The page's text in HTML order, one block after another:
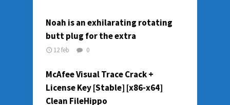
Noah is an exhilarating rotating
butt plug for the extra
12 feb 0
McAfee Visual Trace Crack +
License Key [Stable] [x86-x64]
Clean FileHippo